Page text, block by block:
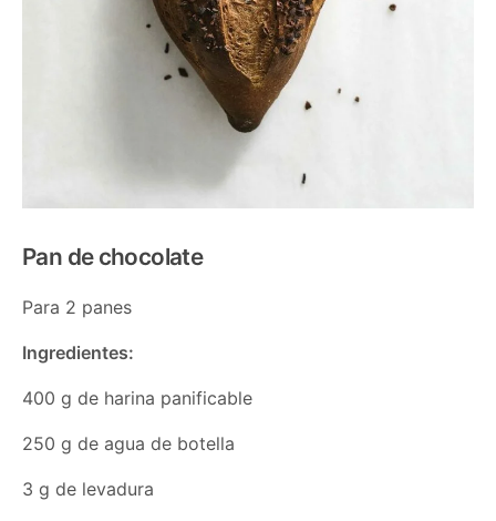
Pan de chocolate
Para 2 panes
Ingredientes:
400 g de harina panificable
250 g de agua de botella
3 g de levadura